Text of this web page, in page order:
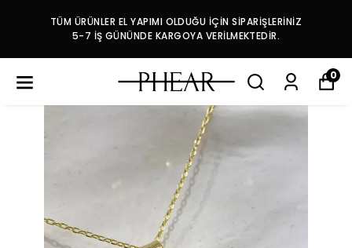
TÜM ÜRÜNLER EL YAPIMI OLDUĞU İÇİN SİPARİŞLERİNİZ
5-7 İŞ GÜNÜNDE KARGOYA VERİLMEKTEDİR.
0